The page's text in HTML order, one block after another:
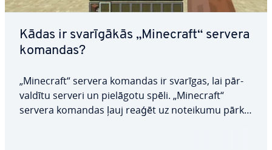
Kādas ir sva­rī­gā­kās „Minecraft“ servera
komandas?
„Minecraft“ servera komandas ir svarīgas, lai pār­
val­dī­tu serveri un pielāgotu spēli. „Minecraft“
servera komandas ļauj reaģēt uz noteikumu pār­kā­